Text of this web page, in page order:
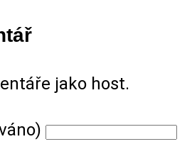
jako host.